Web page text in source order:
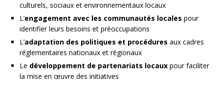
culturels, sociaux et environnementaux locaux
L’engagement avec les communautés locales pour
identifier leurs besoins et préoccupations
L’adaptation des politiques et procédures aux cadres
réglementaires nationaux et régionaux
Le développement de partenariats locaux pour faciliter
la mise en œuvre des initiatives